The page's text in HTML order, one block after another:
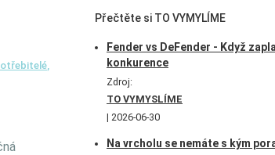
,
Přečtěte si TO VYMYLÍME
Fender vs DeFender - Když
konkurence
Zdroj:
TO VYMYSLÍME
2026-06-30
Na vrcholu se nemáte s kým